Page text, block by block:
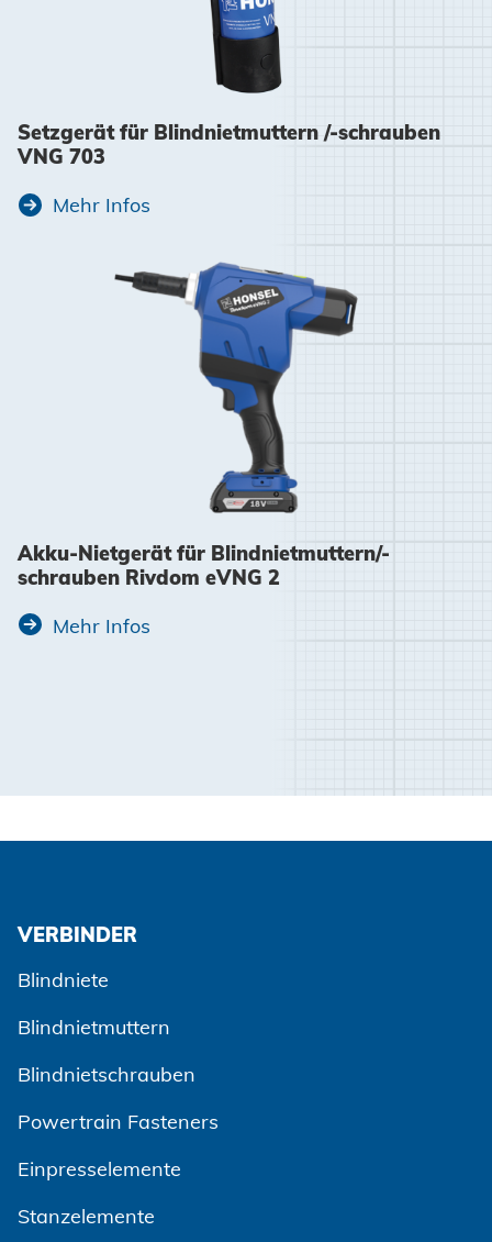
Setzgerät für Blindnietmuttern /-schrauben
VNG 703
Mehr Infos
Akku-Nietgerät für Blindnietmuttern/-
schrauben Rivdom eVNG 2
Mehr Infos
VERBINDER
Blindniete
Blindnietmuttern
Blindnietschrauben
Powertrain Fasteners
Einpresselemente
Stanzelemente